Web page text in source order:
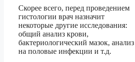
Скорее всего, перед проведением
гистологии врач назначит
некоторые другие исследования:
общий анализ крови,
бактериологический мазок, анализ
на половые инфекции и т.д.